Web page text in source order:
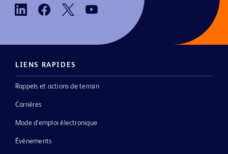
LIENS RAPIDES
Rappels et actions de terrain
Carrières
Mode d’emploi électronique
Événements